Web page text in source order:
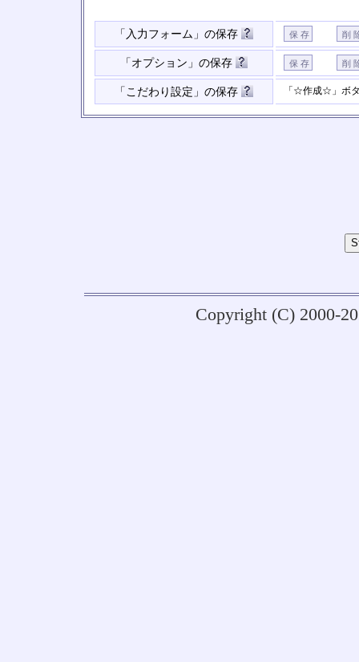
「入力フォーム」の保存
「オプション」の保存
「こだわり設定」の保存 「☆作成☆」ボ
Copyright (C) 2000-